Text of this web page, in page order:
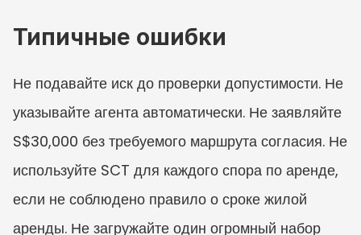
Типичные ошибки
Не подавайте иск до проверки допустимости. Не
указывайте агента автоматически. Не заявляйте
S$30,000 без требуемого маршрута согласия. Не
используйте SCT для каждого спора по аренде,
если не соблюдено правило о сроке жилой
аренды. Не загружайте один огромный набор